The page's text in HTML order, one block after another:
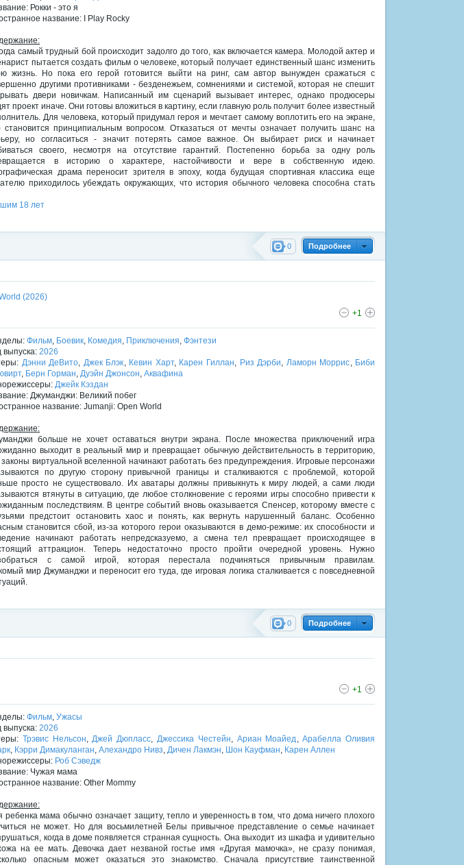
Рокки - это я
название: I Play Rocky
самый трудный бой происходит задолго до того, как включается камера. Молодой актер и
пытается создать фильм о человеке, который получает единственный шанс изменить
жизнь. Но пока его герой готовится выйти на ринг, сам автор вынужден сражаться с
другими противниками - безденежьем, сомнениями и системой, которая не спешит
двери новичкам. Написанный им сценарий вызывает интерес, однако продюсеры
проект иначе. Они готовы вложиться в картину, если главную роль получит более известный
Для человека, который придумал героя и мечтает самому воплотить его на экране,
становится принципиальным вопросом. Отказаться от мечты означает получить шанс на
но согласиться - значит потерять самое важное. Он выбирает риск и начинает
своего, несмотря на отсутствие гарантий. Постепенно борьба за одну роль
в историю о характере, настойчивости и вере в собственную идею.
драма переносит зрителя в эпоху, когда будущая спортивная классика еще
приходилось убеждать окружающих, что история обычного человека способна стать
18 лет
Подробнее
0
(2026)
+1
Фильм Боевик Комедия Приключения Фэнтези
выпуска: 2026
Дэнни ДеВито Джек Блэк Кевин Харт, Карен Гиллан Риз Дэрби Ламорн Моррис
Биби
, Берн Горман Дуэйн Джонсон Аквафина
Джейк Кэздан
Джуманджи: Великий побег
название: Jumanji: Open World
больше не хочет оставаться внутри экрана. После множества приключений игра
выходит в реальный мир и превращает обычную действительность в территорию,
законы виртуальной вселенной начинают работать без предупреждения. Игровые персонажи
по другую сторону привычной границы и сталкиваются с проблемой, которой
просто не существовало. Их аватары должны привыкнуть к миру людей, а сами люди
втянуты в ситуацию, где любое столкновение с героями игры способно привести к
последствиям. В центре событий вновь оказывается Спенсер, которому вместе с
предстоит остановить хаос и понять, как вернуть нарушенный баланс. Особенно
становится сбой, из-за которого герои оказываются в демо-режиме: их способности и
начинают работать непредсказуемо, а смена тел превращает происходящее в
аттракцион. Теперь недостаточно просто пройти очередной уровень. Нужно
с самой игрой, которая перестала подчиняться привычным правилам.
мир Джуманджи и переносит его туда, где игровая логика сталкивается с повседневной
Подробнее
0
+1
Фильм, Ужасы
выпуска: 2026
Трэвис Нельсон,Джей Дюпласс,Джессика Честейн, Ариан Моайед,Арабелла Оливия
, Кэрри Димакуланган, Алехандро Нивз, Дичен Лакмэн, Шон Кауфман, Карен Аллен
Роб Сэведж
Чужая мама
название: Other Mommy
ребенка мама обычно означает защиту, тепло и уверенность в том, что дома ничего плохого
не может. Но для восьмилетней Белы привычное представление о семье начинает
когда в доме появляется странная сущность. Она выходит из шкафа и удивительно
на ее мать. Девочка дает незваной гостье имя «Другая мамочка», не сразу понимая,
опасным может оказаться это знакомство. Сначала присутствие таинственной